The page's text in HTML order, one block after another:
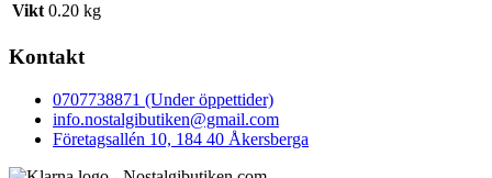
Vikt 0.20 kg
Kontakt
0707738871 (Under öppettider)
info.nostalgibutiken@gmail.com
Företagsallén 10, 184 40 Åkersberga